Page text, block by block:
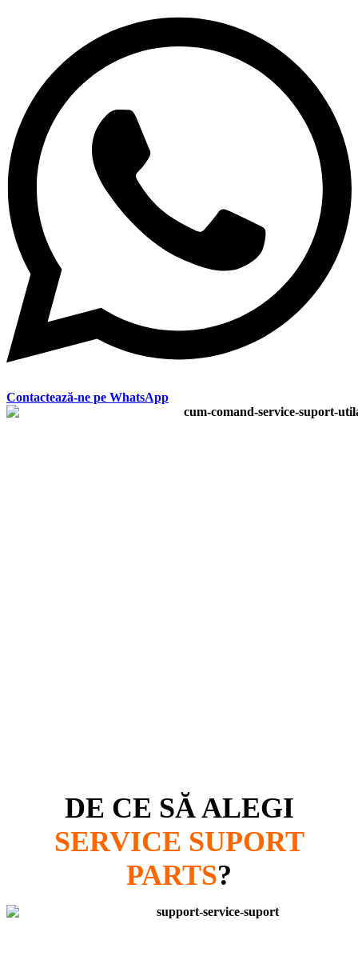
Contactează-ne pe WhatsApp
DE CE SĂ ALEGI
SERVICE SUPORT
PARTS?